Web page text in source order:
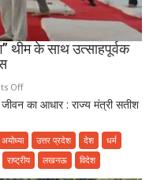
थीम के साथ उत्साहपूर्वक
Offon
Barabanki
योगा
फॉर
हेल्दी
का आधार : राज्य मंत्री सतीश
अयोध्या उत्तर प्रदेश देश
धर्म
राष्ट्रीय लखनऊ विदेश